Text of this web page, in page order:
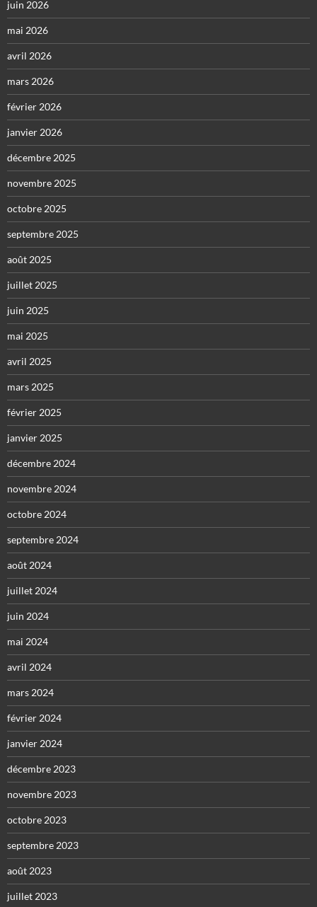
juin 2026
mai 2026
avril 2026
mars 2026
février 2026
janvier 2026
décembre 2025
novembre 2025
octobre 2025
septembre 2025
août 2025
juillet 2025
juin 2025
mai 2025
avril 2025
mars 2025
février 2025
janvier 2025
décembre 2024
novembre 2024
octobre 2024
septembre 2024
août 2024
juillet 2024
juin 2024
mai 2024
avril 2024
mars 2024
février 2024
janvier 2024
décembre 2023
novembre 2023
octobre 2023
septembre 2023
août 2023
juillet 2023